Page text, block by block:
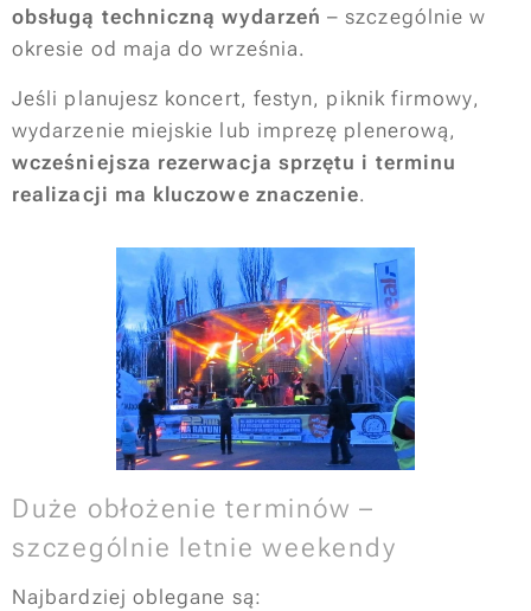
obsługą techniczną wydarzeń – szczególnie w
okresie od maja do września.
Jeśli planujesz koncert, festyn, piknik firmowy,
wydarzenie miejskie lub imprezę plenerową,
wcześniejsza rezerwacja sprzętu i terminu
realizacji ma kluczowe znaczenie.
Duże obłożenie terminów –
szczególnie letnie weekendy
Najbardziej oblegane są: